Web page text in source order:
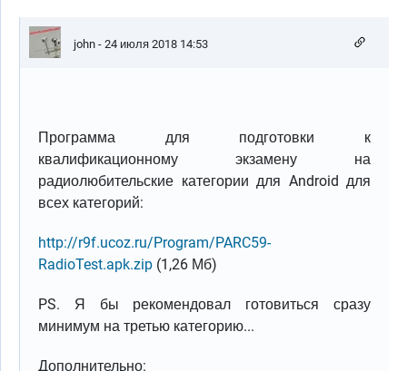
john - 24 июля 2018 14:53
Программа для подготовки к
квалификационному экзамену на
радиолюбительские категории для Android для
всех категорий:
http://r9f.ucoz.ru/Program/PARC59-
RadioTest.apk.zip (1,26 Мб)
PS. Я бы рекомендовал готовиться сразу
минимум на третью категорию...
Дополнительно: